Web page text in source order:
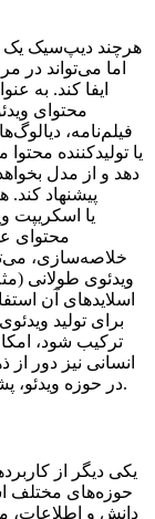
هرچند دیپ‌سیک یک
اما می‌تواند در
ایفا کند. به
محتوای
فیلم‌نامه،
یا تولیدکننده
دهد و از مدل
پیشنهاد
محتوای
خلاصه‌سازی،
ویدئوی طولانی
اسلایدهای آن
انسانی نیز دور
در حوزه ویدئو، پشتیبانی متنی (ایده‌پردازی و سناریونویسی) است.
یکی دیگر از
حوزه‌های مختلف
دانش و اطلاعات،